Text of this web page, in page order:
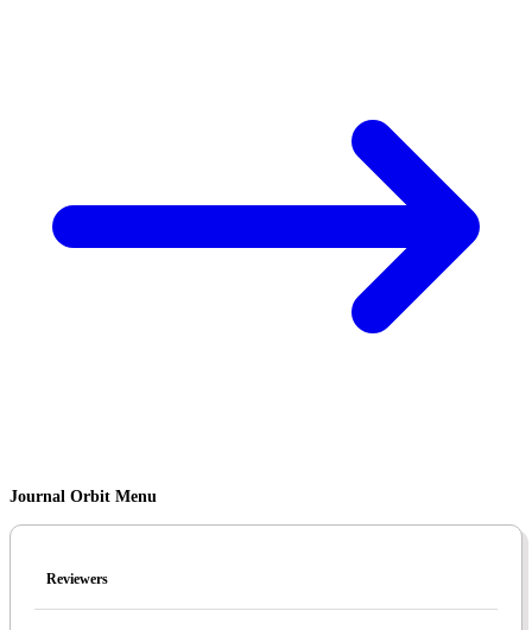
Journal Orbit Menu
Reviewers